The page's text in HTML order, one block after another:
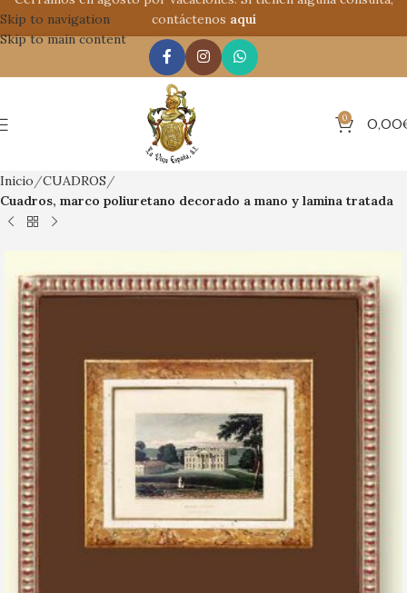
Skip to navigation
Skip to main content
0 0,00
Inicio
CUADROS
Cuadros, marco poliuretano decorado a mano y lamina tratada
contáctenos aquí